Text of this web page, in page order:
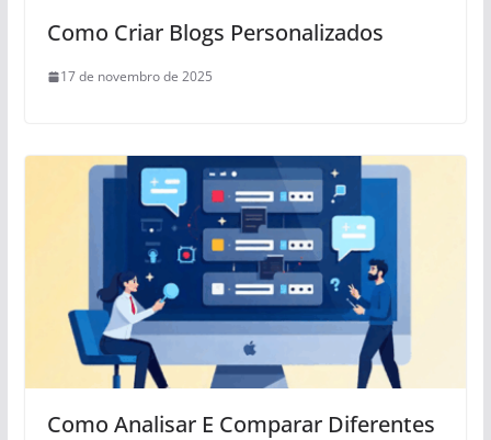
Como Criar Blogs Personalizados
17 de novembro de 2025
Como Analisar E Comparar Diferentes